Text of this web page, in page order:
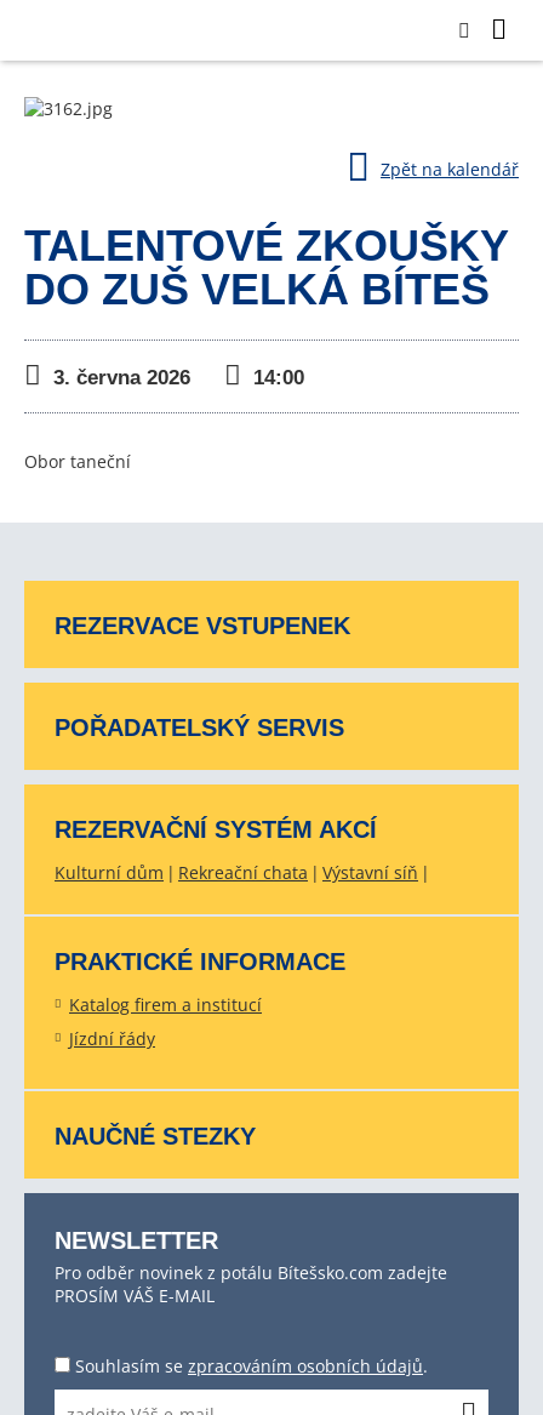
Zpět na kalendář
TALENTOVÉ ZKOUŠKY
DO ZUŠ VELKÁ BÍTEŠ
3. června 2026 14:00
Obor taneční
REZERVACE VSTUPENEK
POŘADATELSKÝ SERVIS
REZERVAČNÍ SYSTÉM AKCÍ
Kulturní dům Rekreační chata Výstavní síň
PRAKTICKÉ INFORMACE
Katalog firem a institucí
Jízdní řády
NAUČNÉ STEZKY
NEWSLETTER
Pro odběr novinek z potálu Bítešsko.com zadejte
PROSÍM VÁŠ E-MAIL
Souhlasím se zpracováním osobních údajů.